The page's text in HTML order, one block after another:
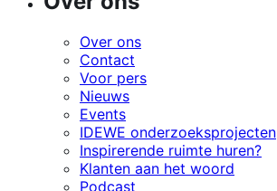
Over ons
Contact
Voor pers
Nieuws
Events
IDEWE onderzoeksprojecten
Inspirerende ruimte huren?
Klanten aan het woord
Podcast